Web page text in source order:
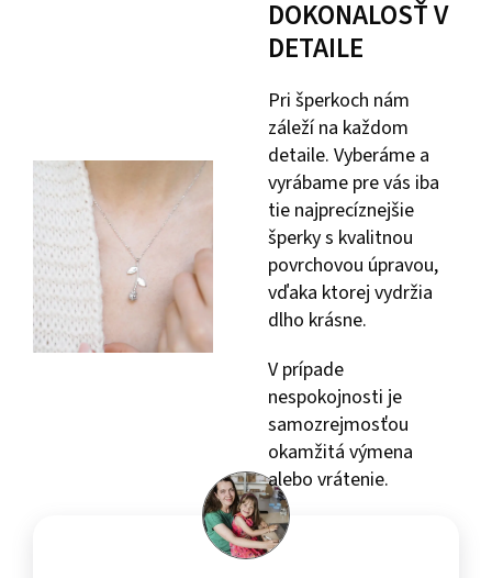
DOKONALOSŤ V
DETAILE
Pri šperkoch nám
záleží na každom
detaile. Vyberáme a
vyrábame pre vás iba
tie najprecíznejšie
šperky s kvalitnou
povrchovou úpravou,
vďaka ktorej vydržia
dlho krásne.
V prípade
nespokojnosti je
samozrejmosťou
okamžitá výmena
alebo vrátenie.